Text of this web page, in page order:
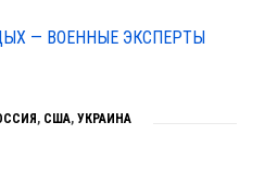
— ВОЕННЫЕ ЭКСПЕРТЫ
, США, УКРАИНА